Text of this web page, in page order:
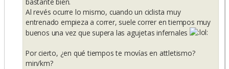
bastante bien.
Al revés ocurre lo mismo, cuando un ciclista muy
entrenado empieza a correr, suele correr en tiempos muy
buenos una vez que supera las agujetas infernales
Por cierto, ¿en qué tiempos te movías en attletismo?
min/km?